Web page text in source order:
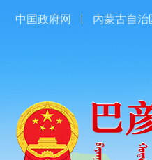
中国政府网 内蒙古自